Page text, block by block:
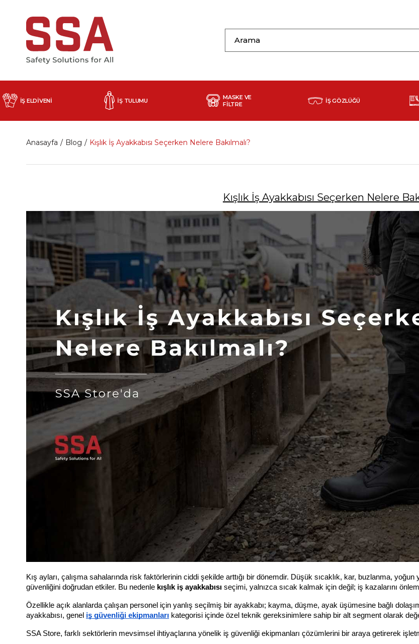
İŞ ELDİVENİ İŞ TULUMU
MASKE VE
FİLTRE
İŞ GÖZLÜĞÜ
Anasayfa Blog Kışlık İş Ayakkabısı Seçerken Nelere Bakılmalı?
Kışlık İş Ayakkabısı Seçerken Nelere
Kış ayları, çalışma sahalarında risk faktörlerinin ciddi şekilde arttığı bir dönemdir. Düşük sıcaklık, kar, buzlanma,
güvenliğini doğrudan etkiler. Bu nedenle kışlık iş ayakkabısı seçimi, yalnızca sıcak kalmak için değil; iş kazalarını
Özellikle açık alanlarda çalışan personel için yanlış seçilmiş bir ayakkabı; kayma, düşme, ayak üşümesine bağlı
ayakkabısı, genel iş güvenliği ekipmanları kategorisi içinde özel teknik gereksinimlere sahip bir alt segment olarak
SSA Store, farklı sektörlerin mevsimsel ihtiyaçlarına yönelik iş güvenliği ekipmanları çözümlerini bir araya getirerek